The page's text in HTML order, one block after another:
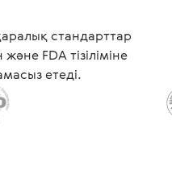
стандарттар
FDA тізіліміне
етеді.